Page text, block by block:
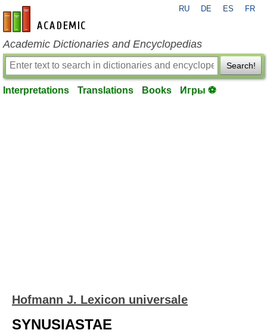
en-academic.com
RU DE ES FR
Academic Dictionaries and Encyclopedias
Search!
Interpretations Translations Books Игры ⚽
Hofmann J. Lexicon universale
SYNUSIASTAE